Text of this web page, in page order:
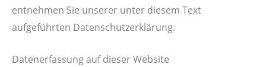
entnehmen Sie unserer unter diesem Text
aufgeführten Datenschutzerklärung.
Datenerfassung auf dieser Website